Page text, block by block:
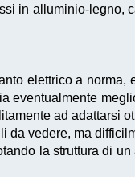
in alluminio-legno,
elettrico a norma,
eventualmente
ad adattarsi
vedere, ma
la struttura di un